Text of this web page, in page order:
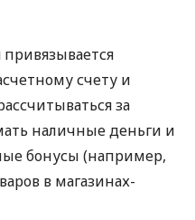
привязывается
счету и
за
наличные деньги и
бонусы (например,
в магазинах-